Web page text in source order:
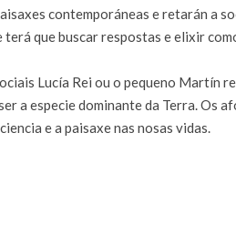
contemporáneas e retarán a
que buscar respostas e elixir
Lucía Rei ou o pequeno Martín
a especie dominante da Terra. Os
e a paisaxe nas nosas vidas.